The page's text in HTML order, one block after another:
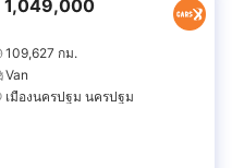
1,049,000
109,627 กม.
Van
เมืองนครปฐม นครปฐม